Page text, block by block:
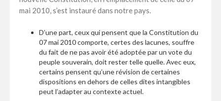
mai 2010, s’est instauré dans notre pays.
D’une part, ceux qui pensent que la Constitution du
07 mai 2010 comporte, certes des lacunes, souffre
du fait de ne pas avoir été adoptée par un vote du
peuple souverain, doit rester telle quelle. Avec eux,
certains pensent qu’une révision de certaines
dispositions en dehors de celles dites intangibles
peut l’adapter au contexte actuel.